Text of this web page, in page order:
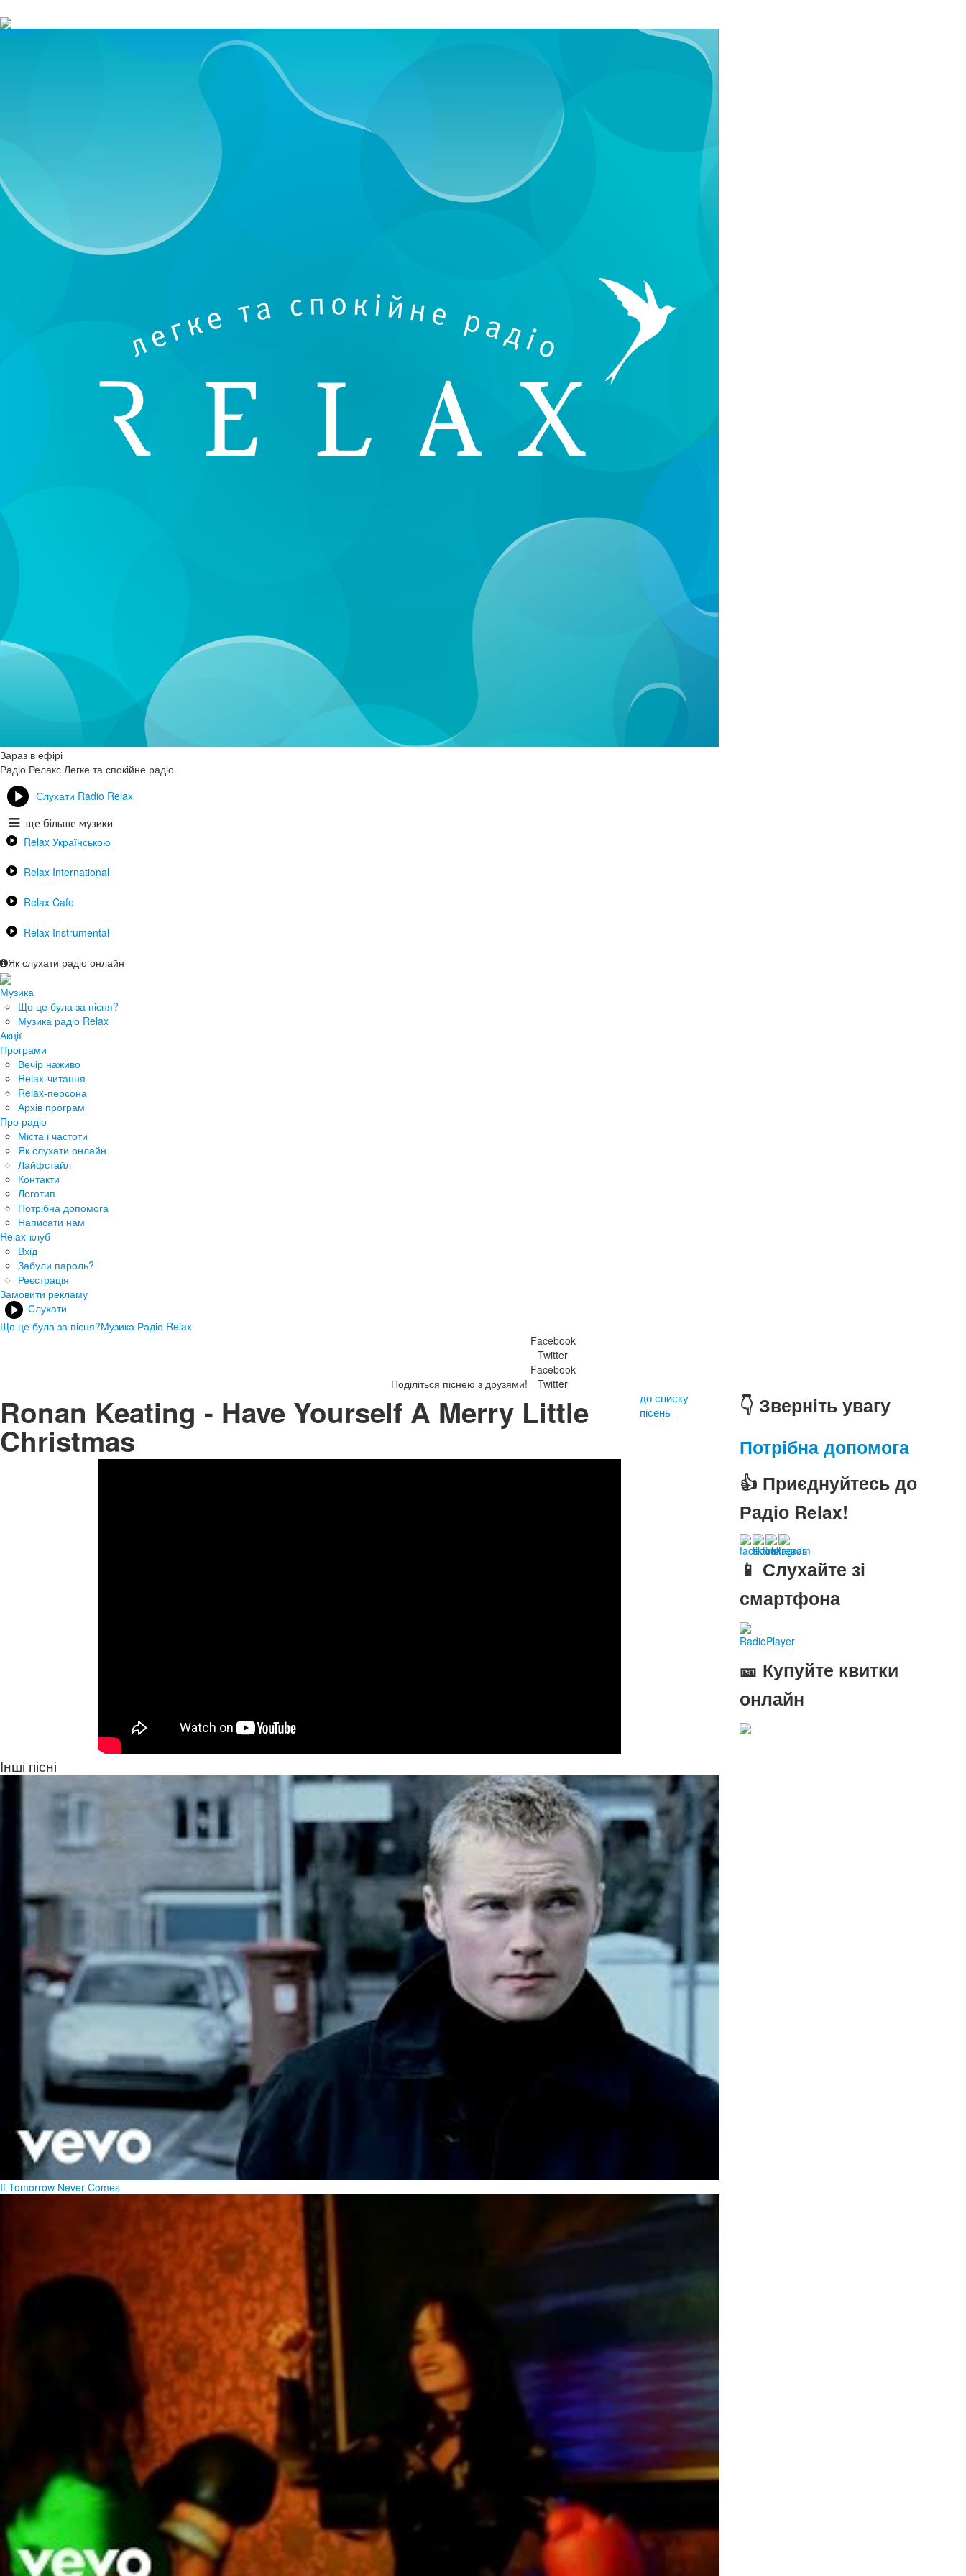
Зараз в ефірі
Радіо Релакс Легке та спокійне радіо
Слухати Radio Relax
ще більше музики
Relax Українською
Relax International
Relax Cafe
Relax Instrumental
Як слухати радіо онлайн
Музика
Що це була за пісня?
Музика радіо Relax
Акції
Програми
Вечір наживо
Relax-читання
Relax-персона
Архів програм
Про радіо
Міста і частоти
Як слухати онлайн
Лайфстайл
Контакти
Логотип
Потрібна допомога
Написати нам
Relax-клуб
Вхід
Забули пароль?
Реєстрація
Замовити рекламу
Слухати
Що це була за пісня?Музика Радіо Relax
Поділіться піснею з друзями!
Facebook
Twitter
Facebook
Twitter
Ronan Keating - Have Yourself A Merry Little
Christmas
до списку
пісень
Інші пісні
If Tomorrow Never Comes
👇 Зверніть увагу
Потрібна допомога
👍 Приєднуйтесь до
Радіо Relax!
📱 Слухайте зі
смартфона
RadioPlayer
🎫 Купуйте квитки
онлайн